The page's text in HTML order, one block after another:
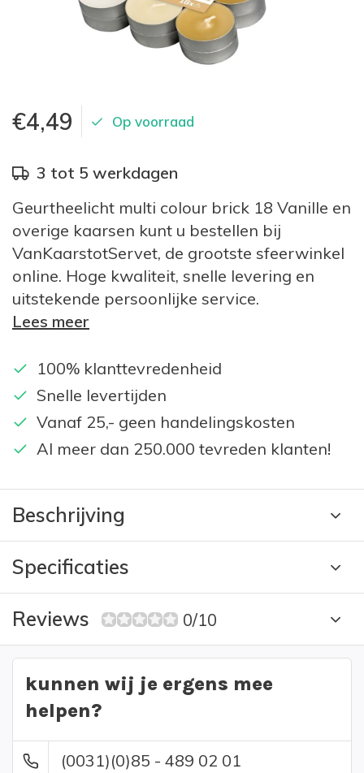
€4,49 Op voorraad
3 tot 5 werkdagen
Geurtheelicht multi colour brick 18 Vanille en
overige kaarsen kunt u bestellen bij
VanKaarstotServet, de grootste sfeerwinkel
online. Hoge kwaliteit, snelle levering en
uitstekende persoonlijke service.
Lees meer
100% klanttevredenheid
Snelle levertijden
Vanaf 25,- geen handelingskosten
Al meer dan 250.000 tevreden klanten!
Beschrijving
Specificaties
Reviews 0/10
kunnen wij je ergens mee
helpen?
(0031)(0)85 - 489 02 01